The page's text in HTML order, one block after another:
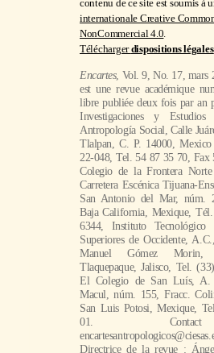
contenu de ce site est soumis à
internationale Creative
NonCommercial 4.0.
Téléchargerdispositions légales
Encartes, Vol. 9, No. 17, mars
est une revue académique
libre publiée deux fois par an
Investigaciones y Estudios
Antropología Social, Calle
Tlalpan, C. P. 14000,
22-048, Tel. 54 87 35 70,
Colegio de la Frontera
Carretera Escénica Tijuana-
San Antonio del Mar, núm.
Baja California, Mexique,
6344, Instituto
Superiores de Occidente,
Manuel Gómez Morin,
Tlaquepaque, Jalisco, Tel.
El Colegio de San Luís, A.
Macul, núm. 155, Fracc.
San Luis Potosi, Mexique,
01.
Directrice de la revue :